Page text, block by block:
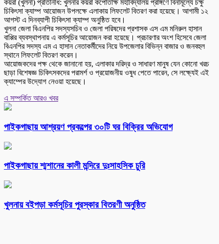
কয়রা (খুলনা) প্রতিনিধি: খুলনার কয়রা কপোতাক্ষ মহাবিদ্যালয় প্রাঙ্গণে বিনামূল্যে চক্ষু
চিকিৎসা ক্যাম্প আয়োজন উপলক্ষে এলাকায় লিফলেট বিতরণ করা হয়েছে। আগামী ১২
আগস্ট এ দিনব্যাপী চিকিৎসা ক্যাম্প অনুষ্ঠিত হবে।
খুলনা জেলা বিএনপির সদস্যসচিব ও জেলা পরিষদের প্রশাসক এস এম মনিরুল হাসান
বাপ্পির ব্যবস্থাপনায় এ কর্মসূচির আয়োজন করা হয়েছে। প্রচারণার অংশ হিসেবে জেলা
বিএনপির সদস্য এম এ হাসান নেতাকর্মীদের নিয়ে উপজেলার বিভিন্ন বাজার ও জনবহুল
স্থানে লিফলেট বিতরণ করেন।
আয়োজকদের পক্ষ থেকে জানানো হয়, এলাকার দরিদ্র ও সাধারণ মানুষ যেন কোনো খরচ
ছাড়া বিশেষজ্ঞ চিকিৎসকদের পরামর্শ ও প্রয়োজনীয় ওষুধ পেতে পারেন, সে লক্ষ্যেই এই
ক্যাম্পের উদ্যোগ নেওয়া হয়েছে।
এ সম্পর্কিত আরও খবর
পাইকগাছায় আশ্রয়ণ প্রকল্পের ৩০টি ঘর বিক্রির অভিযোগ
পাইকগাছায় শ্মশানের কালী মন্দিরে দুঃসাহসিক চুরি
খুলনায় বইপড়া কর্মসূচির পুরস্কার বিতরণী অনুষ্ঠিত